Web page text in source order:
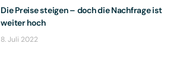
Die Preise steigen – doch die Nachfrage ist
weiter hoch
8. Juli 2022